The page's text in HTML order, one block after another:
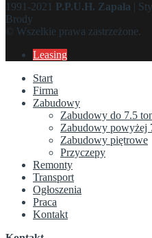
1991-2021 P.P.U.H. Zapała |
Brody
© Wszelkie prawa zastrzeżone.
Leasing
Start
Firma
Zabudowy
Zabudowy do 7.5
Zabudowy powyżej
Zabudowy piętrowe
Przyczepy
Remonty
Transport
Ogłoszenia
Praca
Kontakt